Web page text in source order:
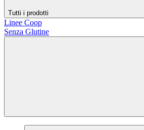
Tutti i prodotti
Linee Coop
Senza Glutine